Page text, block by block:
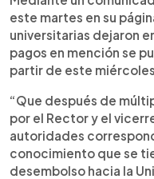
este martes en su
universitarias dejaron
pagos en mención se
partir de este
“Que después de
por el Rector y el
autoridades
conocimiento que se
desembolso hacia la